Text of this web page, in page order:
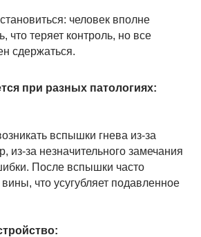
человек вполне
что теряет контроль, но все
сдержаться.
при разных патологиях:
вспышки гнева из-за
из-за незначительного замечания
После вспышки часто
вины, что усугубляет подавленное